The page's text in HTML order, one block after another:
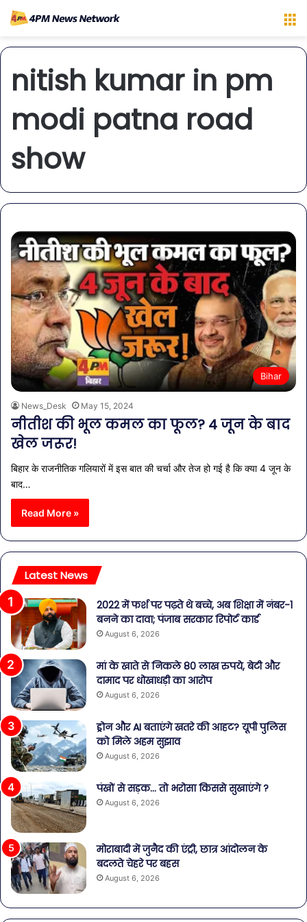
nitish kumar in pm
modi patna road
show
Bihar
News_Desk May 15, 2024
नीतीश की भूल कमल का फूल? 4 जून के बाद
खेल जरूर!
बिहार के राजनीतिक गलियारों में इस बात की चर्चा और तेज हो गई है कि क्या 4 जून के
बाद…
Read More »
Latest News
2022 में फर्श पर पढ़ते थे बच्चे, अब शिक्षा में नंबर-1
बनने का दावा; पंजाब सरकार रिपोर्ट कार्ड
August 6, 2026
मां के खाते से निकले 80 लाख रुपये, बेटी और
दामाद पर धोखाधड़ी का आरोप
August 6, 2026
ड्रोन और AI बताएंगे खतरे की आहट? यूपी पुलिस
को मिले अहम सुझाव
August 6, 2026
पंखों से सड़क… तो भरोसा किससे सुखाएंगे ?
August 6, 2026
मोराबादी में जुनैद की एंट्री, छात्र आंदोलन के
बदलते चेहरे पर बहस
August 6, 2026